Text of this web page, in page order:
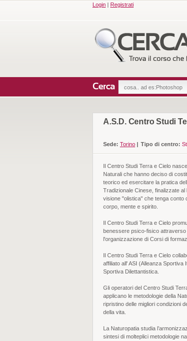
Login | Registrati
A.S.D. Centro Studi
Sede: Torino | Tipo di centro:
Il Centro Studi Terra e Cielo
Naturali che hanno deciso di
teorico ed esercitare la pratica
Tradizionale Cinese, finalizzate
visione "olistica" che tenga conto
corpo, mente e spirito.
Il Centro Studi Terra e Cielo
benessere psico-fisico
l'organizzazione di Corsi di
Il Centro Studi Terra e Cielo
affiliato all' ASI (Alleanza
Sportiva Dilettantistica.
Gli operatori del Centro Studi
applicano le metodologie della
ripristino delle migliori condizioni
della vita.
La Naturopatia studia
sintesi di molteplici metodologie